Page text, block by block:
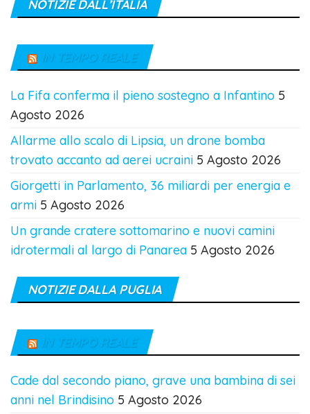
NOTIZIE DALL’ITALIA
IN TEMPO REALE
La Fifa conferma il pieno sostegno a Infantino 5
Agosto 2026
Allarme allo scalo di Lipsia, un drone bomba
trovato accanto ad aerei ucraini 5 Agosto 2026
Giorgetti in Parlamento, 36 miliardi per energia e
armi 5 Agosto 2026
Un grande cratere sottomarino e nuovi camini
idrotermali al largo di Panarea 5 Agosto 2026
NOTIZIE DALLA PUGLIA
IN TEMPO REALE
Cade dal secondo piano, grave una bambina di sei
anni nel Brindisino 5 Agosto 2026